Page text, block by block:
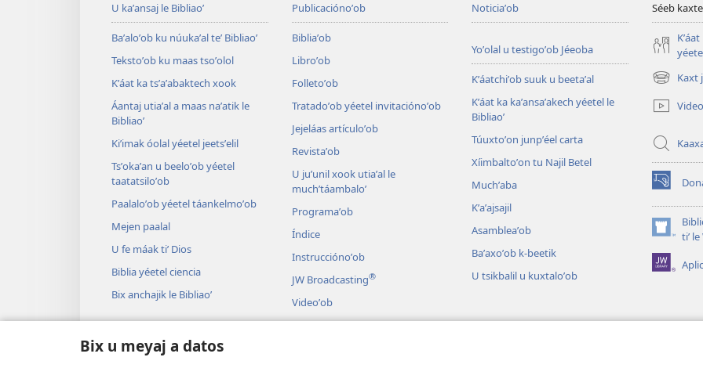
Bix u meyaj a datos
U kaʼansaj le Bibliaoʼ
Baʼaloʼob ku núukaʼal teʼ Bibliaoʼ
Tekstoʼob ku maas tsoʼolol
Kʼáat ka tsʼaʼabaktech xook
Áantaj utiaʼal a maas naʼatik le
Bibliaoʼ
Kiʼimak óolal yéetel jeetsʼelil
Tsʼokaʼan u beeloʼob yéetel
taatatsiloʼob
Paalaloʼob yéetel táankelmoʼob
Mejen paalal
U fe máak tiʼ Dios
Biblia yéetel ciencia
Bix anchajik le Bibliaoʼ
Publicaciónoʼob
Bibliaʼob
Libroʼob
Folletoʼob
Tratadoʼob yéetel invitaciónoʼob
Jejeláas artículoʼob
Revistaʼob
U juʼunil xook utiaʼal le
muchʼtáambaloʼ
Programaʼob
Índice
Instrucciónoʼob
JW Broadcasting®
Videoʼob
Paax
Noticiaʼob
Yoʼolal u testigoʼob Jéeoba
Kʼáatchiʼob suuk u beetaʼal
Kʼáat ka kaʼansaʼakech yéetel le
Bibliaoʼ
Túuxtoʼon junpʼéel carta
Xíimbaltoʼon tu Najil Betel
Muchʼaba
Kʼaʼajsajil
Asambleaʼob
Baʼaxoʼob k-beetik
U tsikbalil u kuxtaloʼob
Séeb kaxte
Kaxt
(opens
new
window)
(opens
new
window)
tiʼ
(opens
new
window)